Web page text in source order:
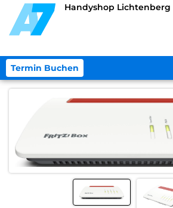
Handyshop Lichtenberg
Termin Buchen